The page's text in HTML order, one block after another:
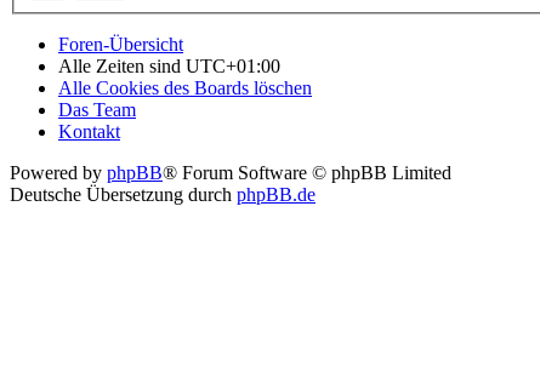
Foren-Übersicht
Alle Zeiten sind UTC+01:00
Alle Cookies des Boards löschen
Das Team
Kontakt
Powered by phpBB® Forum Software © phpBB Limited
Deutsche Übersetzung durch phpBB.de